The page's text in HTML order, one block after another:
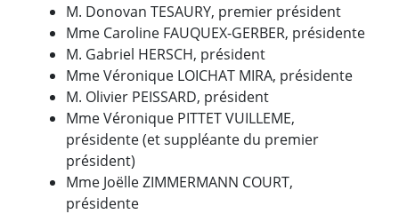
M. Donovan TESAURY, premier président
Mme Caroline FAUQUEX-GERBER, présidente
M. Gabriel HERSCH, président
Mme Véronique LOICHAT MIRA, présidente
M. Olivier PEISSARD, président
Mme Véronique PITTET VUILLEME,
présidente (et suppléante du premier
président)
Mme Joëlle ZIMMERMANN COURT,
présidente